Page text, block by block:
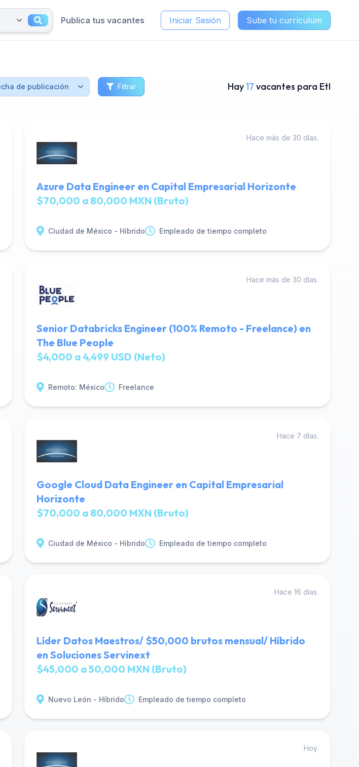
Publica tus vacantes Iniciar Sesión Sube tu currículum
Filtrar Hay17 vacantes para Etl
Hace más de 30 días.
Azure Data Engineer en Capital Empresarial Horizonte
$70,000 a 80,000 MXN (Bruto)
Ciudad de México - Híbrido Empleado de tiempo completo
Hace más de 30 días.
Senior Databricks Engineer (100% Remoto - Freelance) en
The Blue People
$4,000 a 4,499 USD (Neto)
Remoto: México Freelance
Hace 7 días.
Google Cloud Data Engineer en Capital Empresarial
Horizonte
$70,000 a 80,000 MXN (Bruto)
Ciudad de México - Híbrido Empleado de tiempo completo
Hace 16 días.
Líder Datos Maestros/ $50,000 brutos mensual/ Híbrido
en Soluciones Servinext
$45,000 a 50,000 MXN (Bruto)
Nuevo León - Híbrido Empleado de tiempo completo
Hoy.